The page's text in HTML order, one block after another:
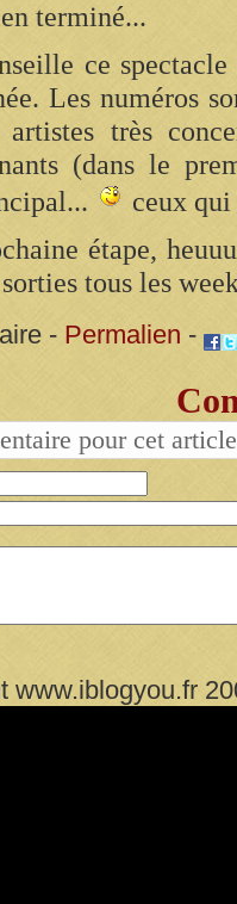
terminé...
ce
Les numéros
artistes très
(dans le
ceux
étape,
tous les
- Permalien -
pour cet article
www.iblogyou.fr